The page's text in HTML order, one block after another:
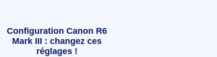
Configuration Canon R6
Mark III : changez ces
réglages !